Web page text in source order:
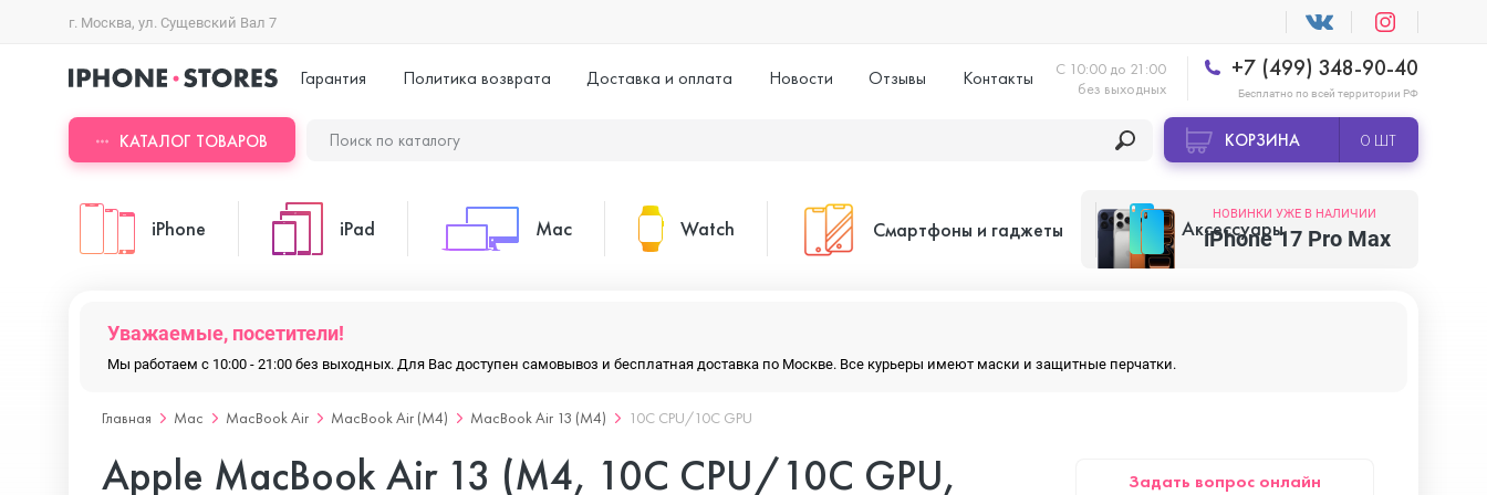
г. Москва, ул. Сущевский Вал 7
Гарантия Политика возврата Доставка и оплата Новости Отзывы Контакты
С 10:00 до 21:00
без выходных
+7 (499) 348-90-40
Бесплатно по всей территории РФ
КАТАЛОГ ТОВАРОВ КОРЗИНА 0 ШТ
iPhone
iPhone 17 Pro
iPad
iPad Air
Mac
MacBook Air
Watch
Watch Series 10
Смартфоны и гаджеты Аксессуары
НОВИНКИ УЖЕ В НАЛИЧИИ
iPhone 17 Pro Max
Уважаемые, посетители!
Мы работаем с 10:00 - 21:00 без выходных. Для Вас доступен самовывоз и бесплатная доставка по Москве. Все курьеры имеют маски и защитные перчатки.
Главная Mac MacBook Air MacBook Air (M4) MacBook Air 13 (M4) 10C CPU/10C GPU
Apple MacBook Air 13 (M4, 10C CPU/10C GPU,
Задать вопрос онлайн